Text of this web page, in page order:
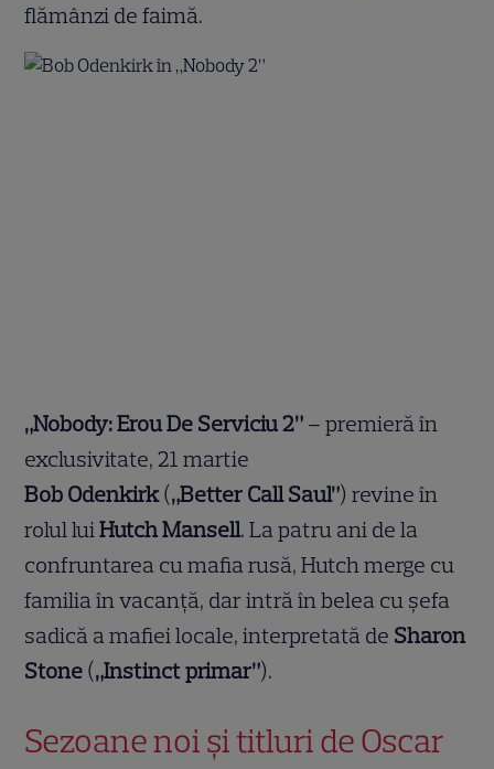
flămânzi de faimă.
„Nobody: Erou De Serviciu 2” – premieră în
exclusivitate, 21 martie
Bob Odenkirk(„Better Call Saul”) revine în
rolul luiHutch Mansell. La patru ani de la
confruntarea cu mafia rusă, Hutch merge cu
familia în vacanță, dar intră în belea cu șefa
sadică a mafiei locale, interpretată de Sharon
Stone („Instinct primar”).
Sezoane noi și titluri de Oscar